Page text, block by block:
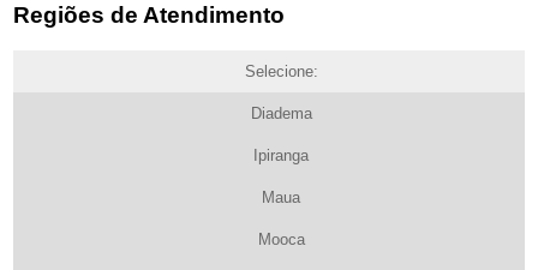
Regiões de Atendimento
Selecione:
Diadema
Ipiranga
Maua
Mooca